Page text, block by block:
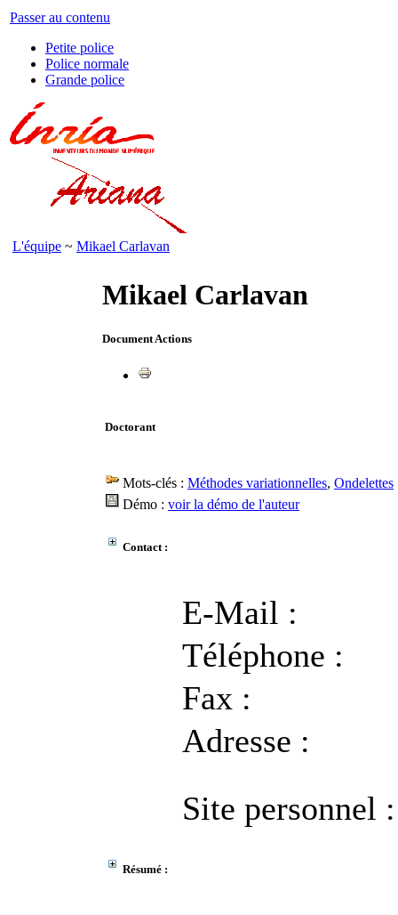
Passer au contenu
Petite police
Police normale
Grande police
L'équipe ~ Mikael Carlavan
Mikael Carlavan
Document Actions
Doctorant
Mots-clés : Méthodes variationnelles, Ondelettes
Démo : voir la démo de l'auteur
Contact :
E-Mail :
Téléphone :
Fax :
Adresse :
Site personnel :
Résumé :